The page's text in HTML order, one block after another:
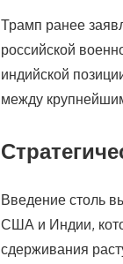
Трамп ранее
российской
индийской
между
Введение столь
США и Индии,
сдерживания